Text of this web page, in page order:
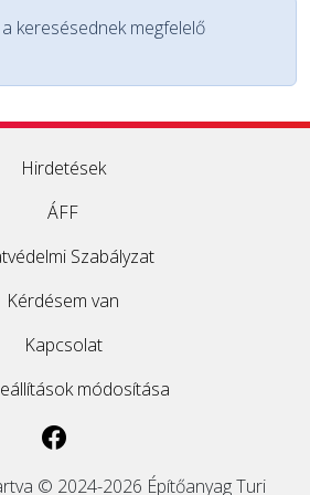
keresésednek megfelelő
Hirdetések
ÁFF
Szabályzat
Kérdésem van
Kapcsolat
módosítása
© 2024-2026 Építőanyag Turi